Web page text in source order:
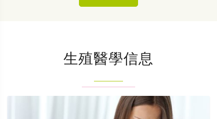
生殖醫學信息